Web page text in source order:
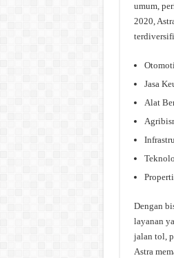
umum,
2020,
Jasa
Alat
Dengan
layanan
jalan tol,
Astra